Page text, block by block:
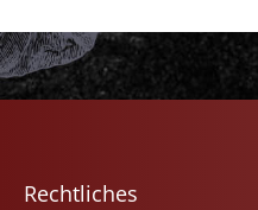
Rechtliches